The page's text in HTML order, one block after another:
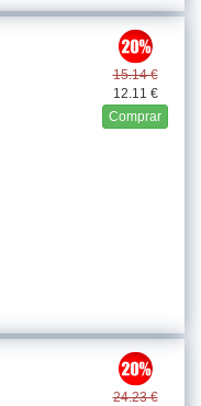
15.14 €
12.11 €
Comprar
24.23 €